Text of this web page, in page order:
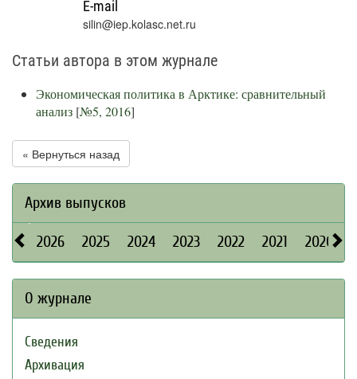
E-mail
silin@iep.kolasc.net.ru
Статьи автора в этом журнале
Экономическая политика в Арктике: сравнительный
анализ [№5, 2016]
« Вернуться назад
Архив выпусков
2026 2025 2024 2023 2022 2021 2020
О журнале
Сведения
Архивация